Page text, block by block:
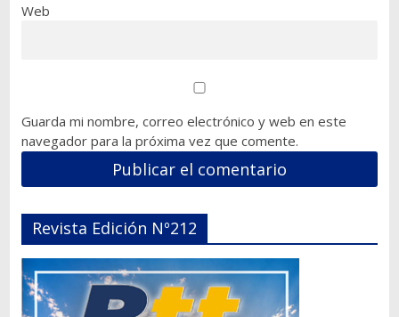
Web
Guarda mi nombre, correo electrónico y web en este
navegador para la próxima vez que comente.
Revista Edición Nº212